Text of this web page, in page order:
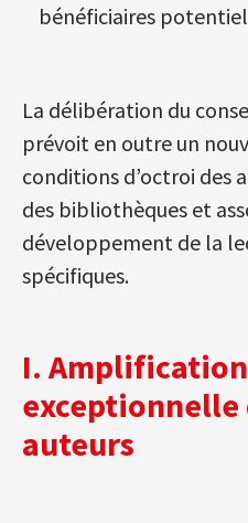
bénéficiaires
La délibération du
prévoit en outre un
conditions d’octroi des
des bibliothèques et
développement de la
spécifiques.
I. Amplification
exceptionnelle
auteurs